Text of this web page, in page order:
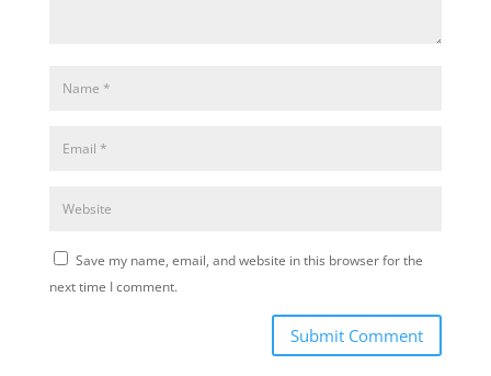
Save my name, email, and website in this browser for the
next time I comment.
Submit Comment